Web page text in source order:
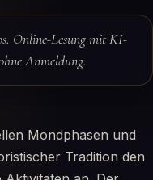
Online-Lesung mit KI-
Anmeldung.
Mondphasen und
Tradition den